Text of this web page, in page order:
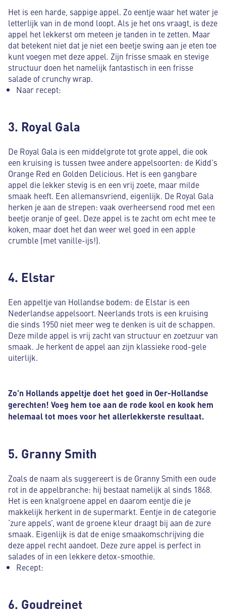
Het is een harde, sappige appel. Zo eentje waar het water je
letterlijk van in de mond loopt. Als je het ons vraagt, is deze
appel het lekkerst om meteen je tanden in te zetten. Maar
dat betekent niet dat je niet een beetje swing aan je eten toe
kunt voegen met deze appel. Zijn frisse smaak en stevige
structuur doen het namelijk fantastisch in een frisse
salade of crunchy wrap.
Naar recept:
3. Royal Gala
De Royal Gala is een middelgrote tot grote appel, die ook
een kruising is tussen twee andere appelsoorten: de Kidd’s
Orange Red en Golden Delicious. Het is een gangbare
appel die lekker stevig is en een vrij zoete, maar milde
smaak heeft. Een allemansvriend, eigenlijk. De Royal Gala
herken je aan de strepen: vaak overheersend rood met een
beetje oranje of geel. Deze appel is te zacht om echt mee te
koken, maar doet het dan weer wel goed in een apple
crumble (met vanille-ijs!).
4. Elstar
Een appeltje van Hollandse bodem: de Elstar is een
Nederlandse appelsoort. Neerlands trots is een kruising
die sinds 1950 niet meer weg te denken is uit de schappen.
Deze milde appel is vrij zacht van structuur en zoetzuur van
smaak. Je herkent de appel aan zijn klassieke rood-gele
uiterlijk.
Zo’n Hollands appeltje doet het goed in Oer-Hollandse
gerechten! Voeg hem toe aan de rode kool en kook hem
helemaal tot moes voor het allerlekkerste resultaat.
5. Granny Smith
Zoals de naam als suggereert is de Granny Smith een oude
rot in de appelbranche: hij bestaat namelijk al sinds 1868.
Het is een knalgroene appel en daarom eentje die je
makkelijk herkent in de supermarkt. Eentje in de categorie
‘zure appels’, want de groene kleur draagt bij aan de zure
smaak. Eigenlijk is dat de enige smaakomschrijving die
deze appel recht aandoet. Deze zure appel is perfect in
salades of in een lekkere detox-smoothie.
Recept:
6. Goudreinet